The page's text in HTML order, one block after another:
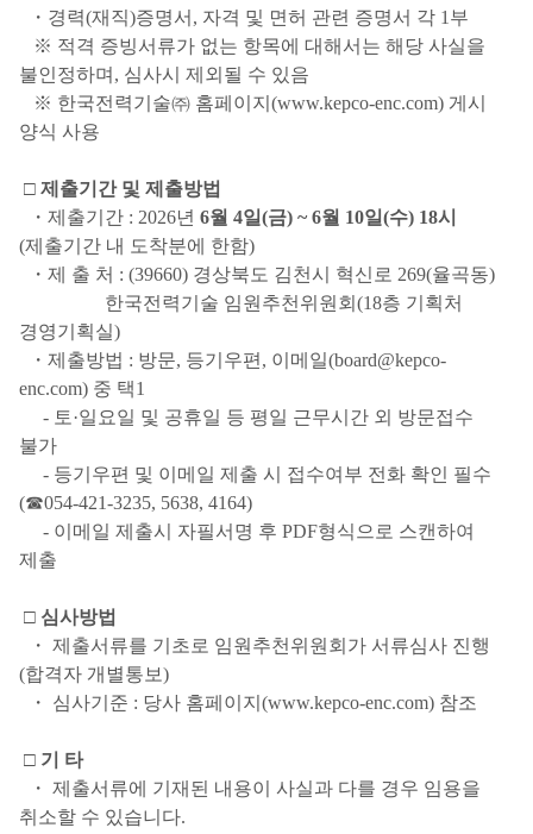
・경력(재직)증명서, 자격 및 면허 관련 증명서 각 1부
※ 적격 증빙서류가 없는 항목에 대해서는 해당 사실을
불인정하며, 심사시 제외될 수 있음
※ 한국전력기술㈜ 홈페이지(www.kepco-enc.com) 게시
양식 사용
□ 제출기간 및 제출방법
・제출기간 : 2026년 6월 4일(금) ~ 6월 10일(수) 18시
(제출기간 내 도착분에 한함)
・제 출 처 : (39660) 경상북도 김천시 혁신로 269(율곡동)
한국전력기술 임원추천위원회(18층 기획처
경영기획실)
・제출방법 : 방문, 등기우편, 이메일(board@kepco-
enc.com) 중 택1
- 토·일요일 및 공휴일 등 평일 근무시간 외 방문접수
불가
- 등기우편 및 이메일 제출 시 접수여부 전화 확인 필수
(☎054-421-3235, 5638, 4164)
- 이메일 제출시 자필서명 후 PDF형식으로 스캔하여
제출
□ 심사방법
・ 제출서류를 기초로 임원추천위원회가 서류심사 진행
(합격자 개별통보)
・ 심사기준 : 당사 홈페이지(www.kepco-enc.com) 참조
□ 기 타
・ 제출서류에 기재된 내용이 사실과 다를 경우 임용을
취소할 수 있습니다.